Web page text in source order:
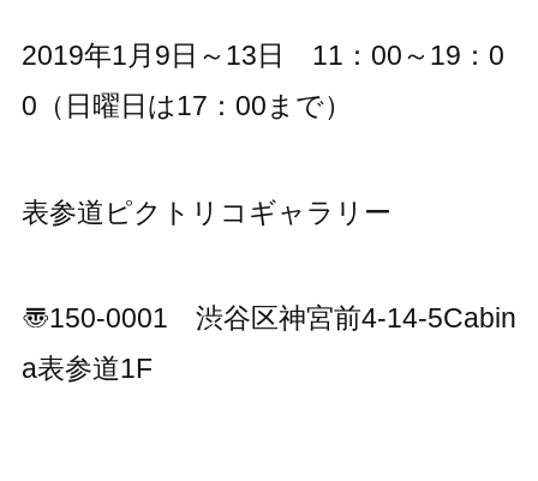
2019年1月9日～13日 11：00～19：0
0（日曜日は17：00まで）
表参道ピクトリコギャラリー
〠150-0001 渋谷区神宮前4-14-5Cabin
a表参道1F